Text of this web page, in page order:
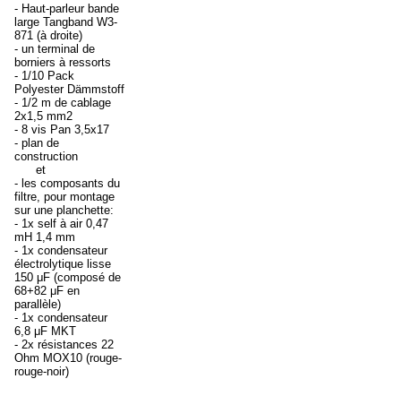
- Haut-parleur bande
large Tangband W3-
871 (à droite)
- un terminal de
borniers à ressorts
- 1/10 Pack
Polyester Dämmstoff
- 1/2 m de cablage
2x1,5 mm2
- 8 vis Pan 3,5x17
- plan de
construction
et
- les composants du
filtre, pour montage
sur une planchette:
- 1x self à air 0,47
mH 1,4 mm
- 1x condensateur
électrolytique lisse
150 μF (composé de
68+82 μF en
parallèle)
- 1x condensateur
6,8 μF MKT
- 2x résistances 22
Ohm MOX10 (rouge-
rouge-noir)